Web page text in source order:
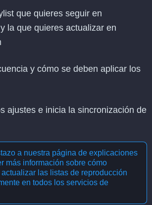
que quieres seguir en
la que quieres actualizar en
y cómo se deben aplicar los
ajustes e inicia la sincronización de
a nuestra página de explicaciones
más información sobre cómo
las listas de reproducción
en todos los servicios de